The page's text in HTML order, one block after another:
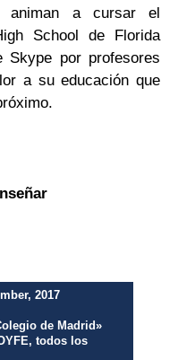
animan a cursar el
School de Florida
Skype por profesores
a su educación que
2017
de Madrid»
, todos los